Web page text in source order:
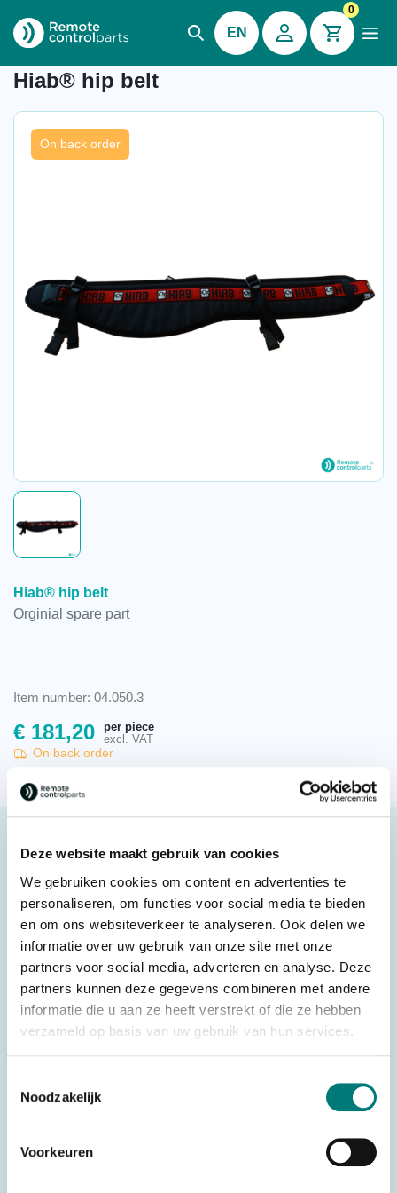
Deze website maakt gebruik van cookies
We gebruiken cookies om content en advertenties te
personaliseren, om functies voor social media te bieden
en om ons websiteverkeer te analyseren. Ook delen we
informatie over uw gebruik van onze site met onze
partners voor social media, adverteren en analyse. Deze
partners kunnen deze gegevens combineren met andere
informatie die u aan ze heeft verstrekt of die ze hebben
verzameld op basis van uw gebruik van hun services.
Noodzakelijk
Voorkeuren
EN
0
Item number: 04.050.3
Hiab® hip belt
On back order
Hiab® hip belt
Orginial spare part
Item number: 04.050.3
€ 181,20
per piece
excl. VAT
On back order
Orginial spare part
Specifications